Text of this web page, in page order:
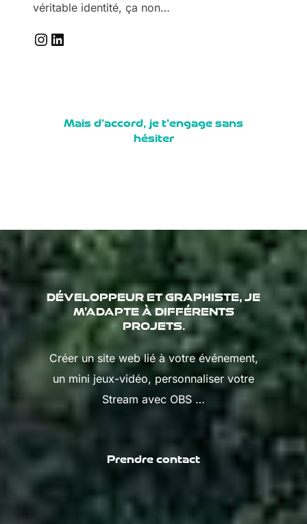
véritable identité, ça non…
Instagram LinkedIn
Mais d’accord, je t’engage sans
hésiter
DÉVELOPPEUR ET GRAPHISTE, JE
M’ADAPTE À DIFFÉRENTS
PROJETS.
Créer un site web lié à votre événement,
un mini jeux-vidéo, personnaliser votre
Stream avec OBS …
Prendre contact